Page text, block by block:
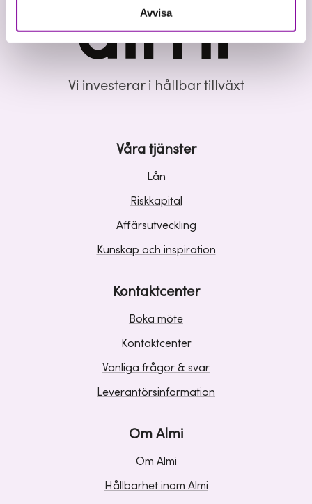
Avvisa
Vi investerar i hållbar tillväxt
Våra tjänster
Lån
Riskkapital
Affärsutveckling
Kunskap och inspiration
Kontaktcenter
Boka möte
Kontaktcenter
Vanliga frågor & svar
Leverantörsinformation
Om Almi
Om Almi
Hållbarhet inom Almi